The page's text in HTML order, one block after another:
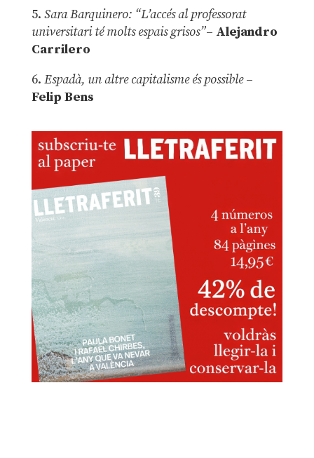
5. Sara Barquinero: “L’accés al professorat
universitari té molts espais grisos”– Alejandro
Carrilero
6. Espadà, un altre capitalisme és possible –
Felip Bens